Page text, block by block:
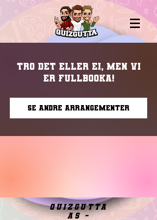
Tro det eller ei, men vi
er fullbooka!
Se andre arrangementer
quizgutta
as -